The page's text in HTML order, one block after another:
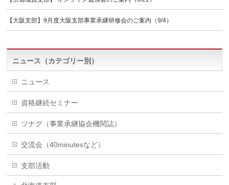
【大阪支部】9月度大阪支部事業承継研修会のご案内（9/4）
ニュース（カテゴリー別）
ニュース
資格継続セミナー
ツナグ（事業承継協会機関誌）
交流会（40minutesなど）
支部活動